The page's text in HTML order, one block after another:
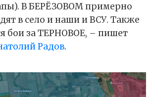
В БЕРЁЗОВОМ примерно
в село и наши и ВСУ. Также
бои за ТЕРНОВОЕ, – пишет
Радов.